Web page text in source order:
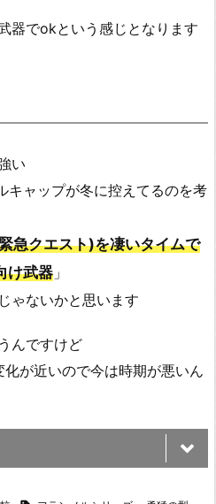
器でokという感じとなります
い
キャップが冬に控えてるのを考
急クエスト)を凄いタイムで
け武器 」
ゃないかと思います
んですけど
が近いので今は時期が悪いん